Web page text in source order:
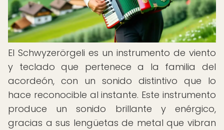
El Schwyzerörgeli es un instrumento de viento
y teclado que pertenece a la familia del
acordeón, con un sonido distintivo que lo
hace reconocible al instante. Este instrumento
produce un sonido brillante y enérgico,
gracias a sus lengüetas de metal que vibran